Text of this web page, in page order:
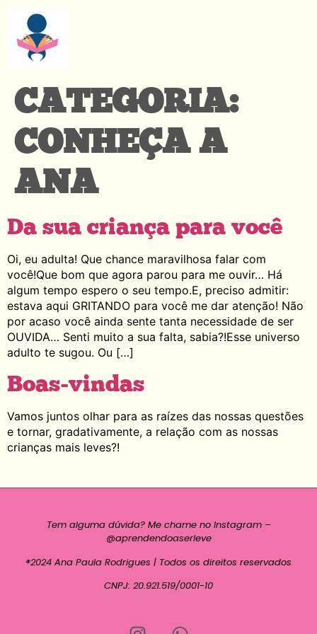
CATEGORIA:
CONHEÇA A
ANA
Da sua criança para você
Oi, eu adulta! Que chance maravilhosa falar com
você!Que bom que agora parou para me ouvir… Há
algum tempo espero o seu tempo.E, preciso admitir:
estava aqui GRITANDO para você me dar atenção! Não
por acaso você ainda sente tanta necessidade de ser
OUVIDA… Senti muito a sua falta, sabia?!Esse universo
adulto te sugou. Ou […]
Boas-vindas
Vamos juntos olhar para as raízes das nossas questões
e tornar, gradativamente, a relação com as nossas
crianças mais leves?!
Tem alguma dúvida? Me chame no Instagram –
@aprendendoaserleve
®2024 Ana Paula Rodrigues | Todos os direitos reservados
CNPJ: 20.921.519/0001-10